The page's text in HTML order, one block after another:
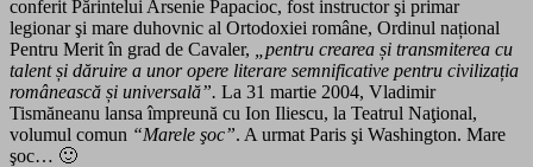
conferit Părintelui Arsenie Papacioc, fost instructor şi primar
legionar şi mare duhovnic al Ortodoxiei române, Ordinul național
Pentru Merit în grad de Cavaler,
„pentru crearea și transmiterea cu
talent și dăruire a unor opere literare semnificative pentru civilizația
românească și universală”. La 31 martie 2004, Vladimir
Tismăneanu lansa împreună cu Ion Iliescu, la Teatrul Naţional,
volumul comun “Marele şoc”. A urmat Paris şi Washington. Mare
şoc… 🙂